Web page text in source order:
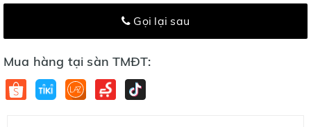
Gọi lại sau
Mua hàng tại sàn TMĐT: